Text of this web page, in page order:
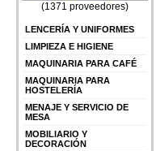
(1371 proveedores)
LENCERÍA Y UNIFORMES
LIMPIEZA E HIGIENE
MAQUINARIA PARA CAFÉ
MAQUINARIA PARA
HOSTELERÍA
MENAJE Y SERVICIO DE
MESA
MOBILIARIO Y
DECORACIÓN